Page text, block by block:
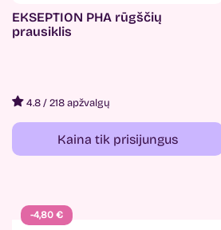
EKSEPTION PHA rūgščių
prausiklis
4.8/218 apžvalgų
Kaina tik prisijungus
-4,80 €